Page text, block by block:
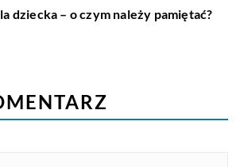
dziecka – o czym należy pamiętać?